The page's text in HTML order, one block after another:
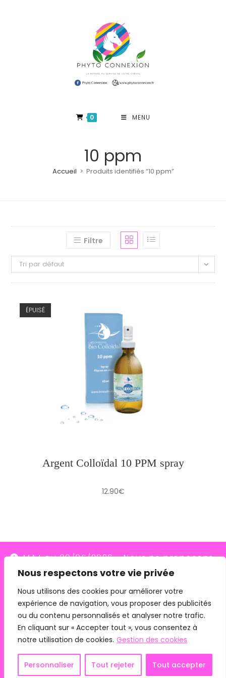
Nous respectons votre vie privée
Nous utilisons des cookies pour améliorer votre
expérience de navigation, vous proposer des publicités
ou du contenu personnalisés et analyser notre trafic.
En cliquant sur « Accepter tout », vous consentez à
notre utilisation de cookies. Gestion des cookies
Personnaliser Tout rejeter Tout accepter
MAJ au 09/05/2026 - Nous ne proposons
plus le transporteur Relais Colis (placés en
redressement judiciaire le 10/03/26, ils
n'assurent plus les livraisons depuis le
07/05/26). Pour les commandes avec
remise en main propre, merci de me
contacter directement.
Ignorer
0 MENU
10 ppm
Accueil > Produits identifiés “10 ppm”
Filtre
Tri par défaut
ÉPUISÉ
Argent Colloïdal 10 PPM spray
12.90€
Copyright 2024 - Phyto Connexion